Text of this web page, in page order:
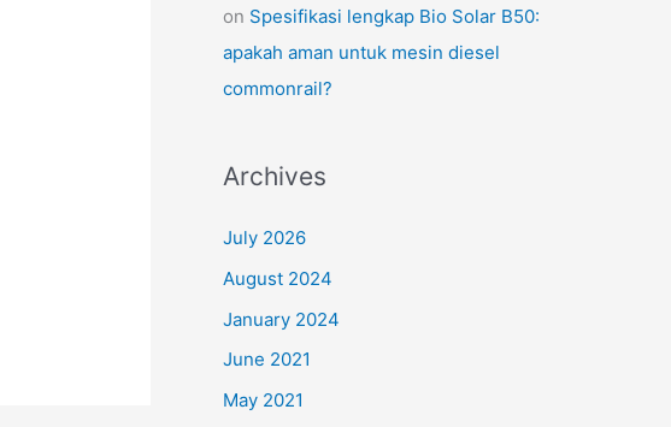
on Spesifikasi lengkap Bio Solar B50:
apakah aman untuk mesin diesel
commonrail?
Archives
July 2026
August 2024
January 2024
June 2021
May 2021